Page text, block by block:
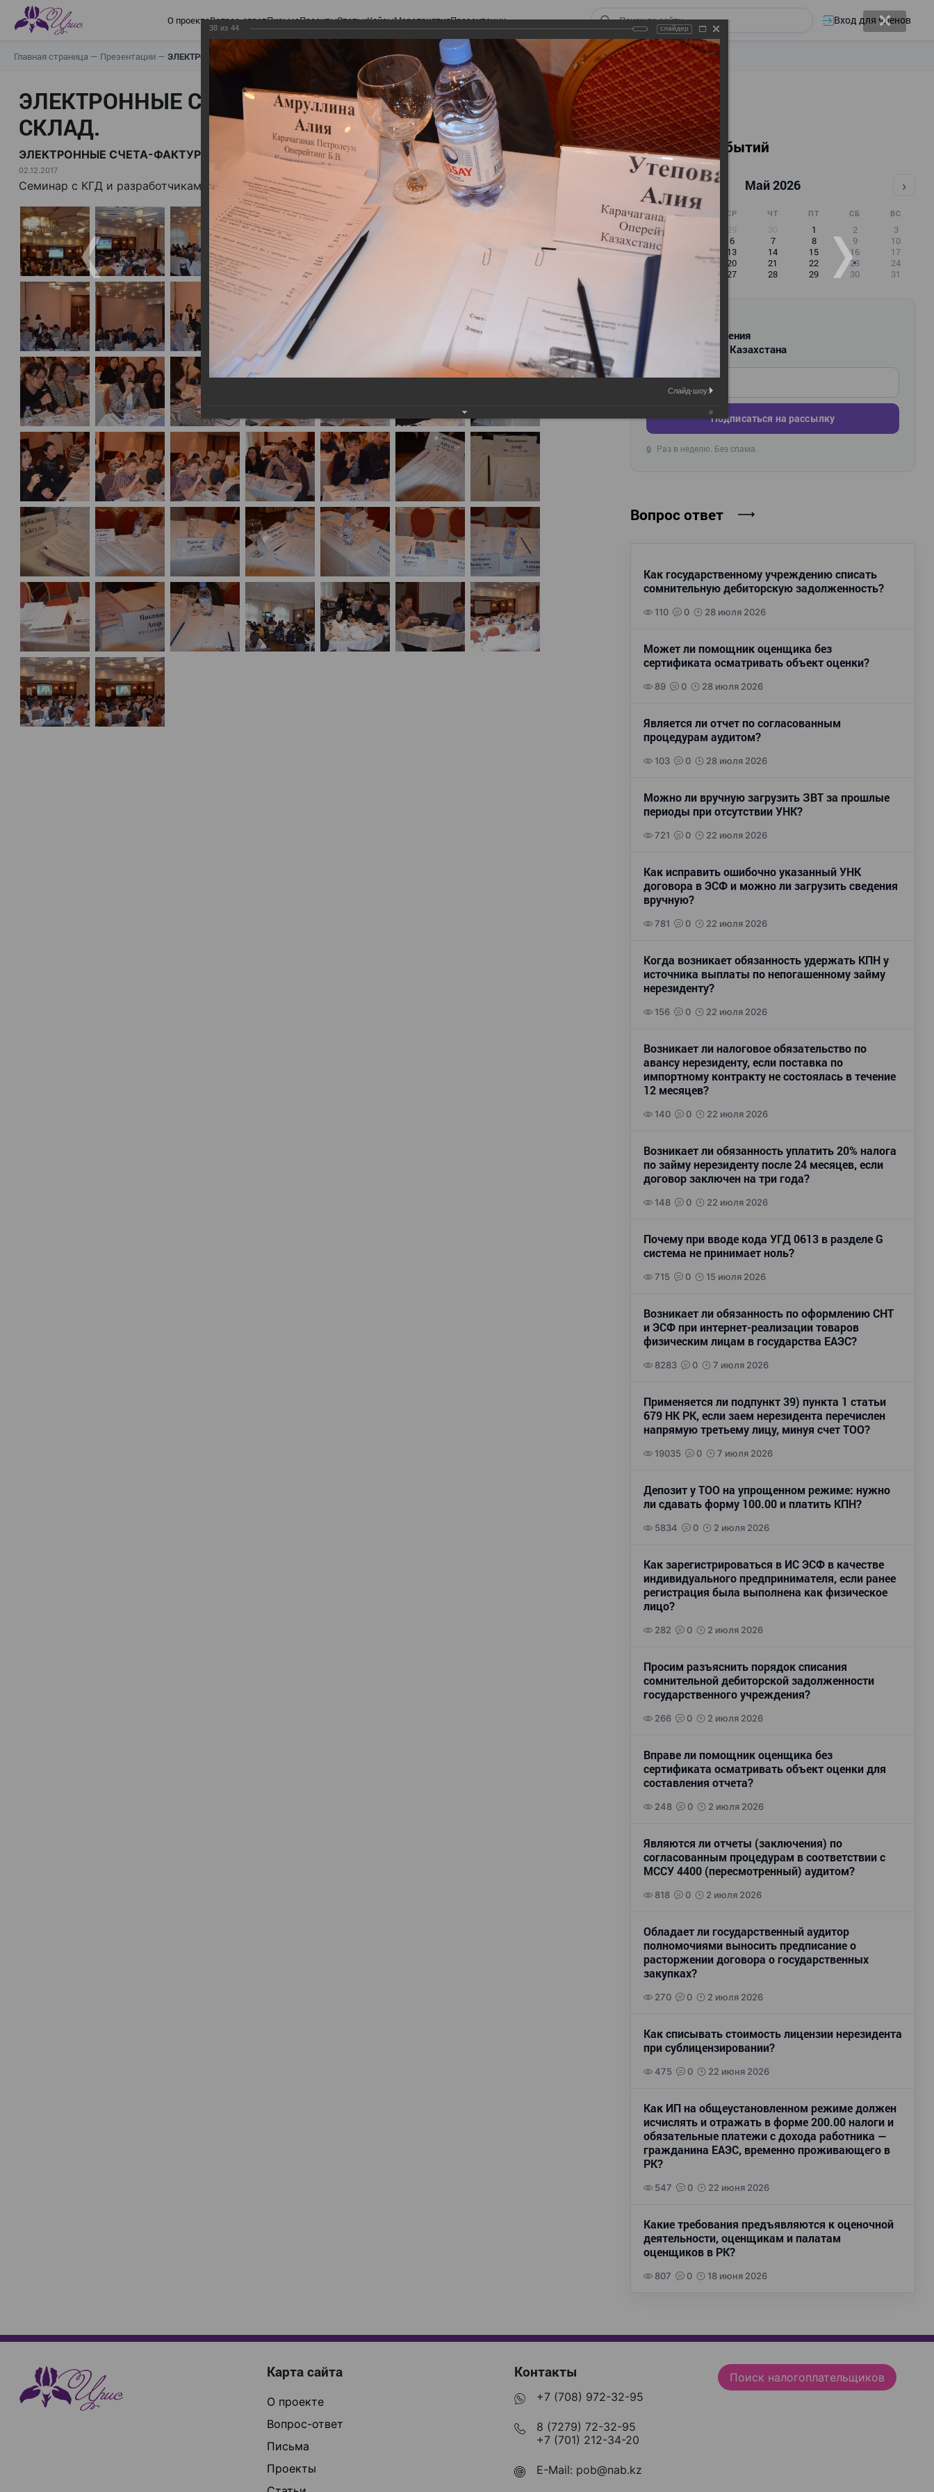
О проектеВопрос-ответПисьмаПроектыСтатьиКейсыМероприятияПрезентации Вход для членов
Главная страница — Презентации — ЭЛЕКТРОННЫЕ СЧЕТА-ФАКТУРЫ. ВИРТУАЛЬНЫЙ СКЛАД.
ЭЛЕКТРОННЫЕ СЧЕТА-ФАКТУРЫ. ВИРТУАЛЬНЫЙ
СКЛАД.
ЭЛЕКТРОННЫЕ СЧЕТА-ФАКТУРЫ. ВИРТУАЛЬНЫЙ СКЛАД.
02.12.2017
Семинар с КГД и разработчиками
Календарь событий
Май 2026 ›
ПН СР ЧТ ПТ СБ ВС
27 29 30 1 2
3
4
6 7 8 9
10
11
13 14 15 16
17
18
20 21 22 23
24
27 28 29 30 31
РАССЫЛКА
Новости и изменения
для бухгалтеров Казахстана
Введите ваш e-mail
Подписаться на рассылку
🔒 Раз в неделю. Без спама.
Вопрос ответ
Как государственному учреждению списать
сомнительную дебиторскую задолженность?
110 0 28 июля 2026
Может ли помощник оценщика без
сертификата осматривать объект оценки?
89 0 28 июля 2026
Является ли отчет по согласованным
процедурам аудитом?
103 0 28 июля 2026
Можно ли вручную загрузить ЗВТ за прошлые
периоды при отсутствии УНК?
721 0 22 июля 2026
Как исправить ошибочно указанный УНК
договора в ЭСФ и можно ли загрузить сведения
вручную?
781 0 22 июля 2026
Когда возникает обязанность удержать КПН у
источника выплаты по непогашенному займу
нерезиденту?
156 0 22 июля 2026
Возникает ли налоговое обязательство по
авансу нерезиденту, если поставка по
импортному контракту не состоялась в течение
12 месяцев?
140 0 22 июля 2026
Возникает ли обязанность уплатить 20% налога
по займу нерезиденту после 24 месяцев, если
договор заключен на три года?
148 0 22 июля 2026
Почему при вводе кода УГД 0613 в разделе G
система не принимает ноль?
715 0 15 июля 2026
Возникает ли обязанность по оформлению СНТ
и ЭСФ при интернет-реализации товаров
физическим лицам в государства ЕАЭС?
8283 0 7 июля 2026
Применяется ли подпункт 39) пункта 1 статьи
679 НК РК, если заем нерезидента перечислен
напрямую третьему лицу, минуя счет ТОО?
19035 0 7 июля 2026
Депозит у ТОО на упрощенном режиме: нужно
ли сдавать форму 100.00 и платить КПН?
5834 0 2 июля 2026
Как зарегистрироваться в ИС ЭСФ в качестве
индивидуального предпринимателя, если ранее
регистрация была выполнена как физическое
лицо?
282 0 2 июля 2026
Просим разъяснить порядок списания
сомнительной дебиторской задолженности
государственного учреждения?
266 0 2 июля 2026
Вправе ли помощник оценщика без
сертификата осматривать объект оценки для
составления отчета?
248 0 2 июля 2026
Являются ли отчеты (заключения) по
согласованным процедурам в соответствии с
МССУ 4400 (пересмотренный) аудитом?
818 0 2 июля 2026
Обладает ли государственный аудитор
полномочиями выносить предписание о
расторжении договора о государственных
закупках?
270 0 2 июля 2026
Как списывать стоимость лицензии нерезидента
при сублицензировании?
475 0 22 июня 2026
Как ИП на общеустановленном режиме должен
исчислять и отражать в форме 200.00 налоги и
обязательные платежи с дохода работника —
гражданина ЕАЭС, временно проживающего в
РК?
547 0 22 июня 2026
Какие требования предъявляются к оценочной
деятельности, оценщикам и палатам
оценщиков в РК?
807 0 18 июня 2026
Карта сайта
О проекте
Вопрос-ответ
Письма
Проекты
Контакты
+7 (708) 972-32-95
8 (7279) 72-32-95
+7 (701) 212-34-20
E-Mail: pob@nab.kz
Поиск налогоплательщиков
38 из 44 слайдер
Слайд-шоу: